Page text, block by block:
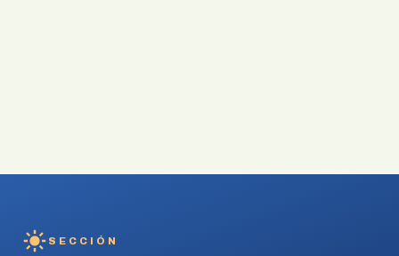
SECCIÓN